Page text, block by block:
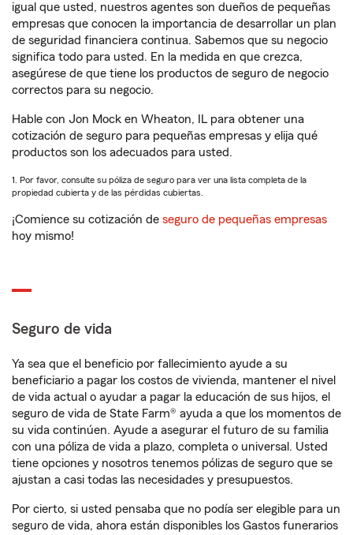
igual que usted, nuestros agentes son dueños de pequeñas
empresas que conocen la importancia de desarrollar un plan
de seguridad financiera continua. Sabemos que su negocio
significa todo para usted. En la medida en que crezca,
asegúrese de que tiene los productos de seguro de negocio
correctos para su negocio.
Hable con Jon Mock en Wheaton, IL para obtener una
cotización de seguro para pequeñas empresas y elija qué
productos son los adecuados para usted.
1. Por favor, consulte su póliza de seguro para ver una lista completa de la
propiedad cubierta y de las pérdidas cubiertas.
¡Comience su cotización de seguro de pequeñas empresas
hoy mismo!
Seguro de vida
Ya sea que el beneficio por fallecimiento ayude a su
beneficiario a pagar los costos de vivienda, mantener el nivel
de vida actual o ayudar a pagar la educación de sus hijos, el
seguro de vida de State Farm® ayuda a que los momentos de
su vida continúen. Ayude a asegurar el futuro de su familia
con una póliza de vida a plazo, completa o universal. Usted
tiene opciones y nosotros tenemos pólizas de seguro que se
ajustan a casi todas las necesidades y presupuestos.
Por cierto, si usted pensaba que no podía ser elegible para un
seguro de vida, ahora están disponibles los Gastos funerarios